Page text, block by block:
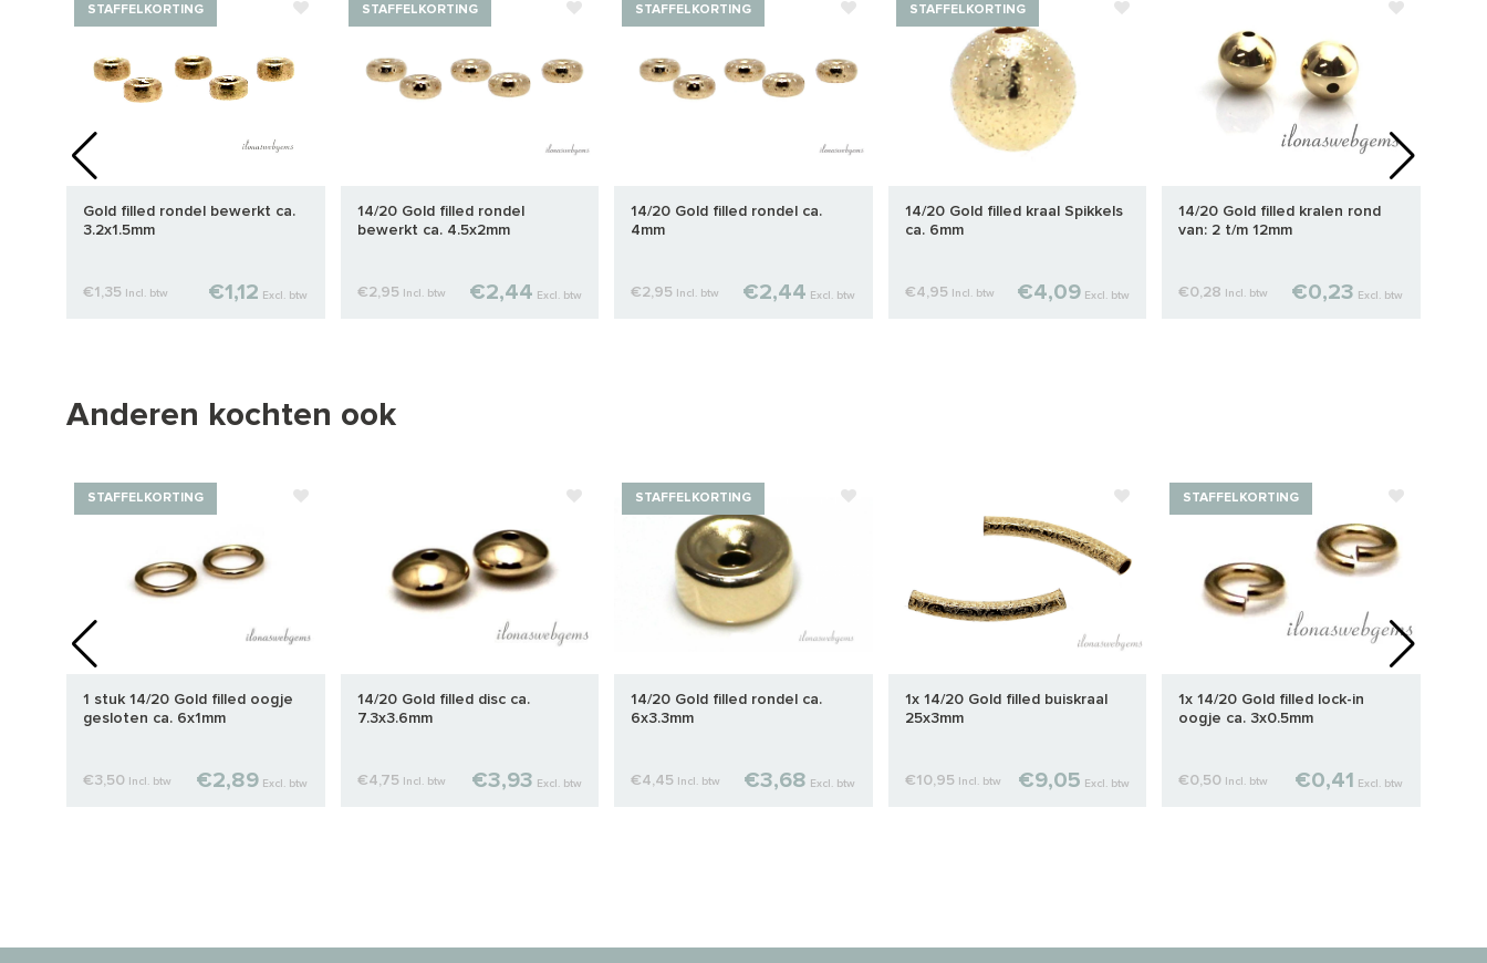
STAFFELKORTING
Gold filled rondel bewerkt ca.
3.2x1.5mm
€1,35 Incl. btw €1,12 Excl. btw
STAFFELKORTING
14/20 Gold filled rondel
bewerkt ca. 4.5x2mm
€2,95 Incl. btw €2,44 Excl. btw
STAFFELKORTING
14/20 Gold filled rondel ca.
4mm
€2,95 Incl. btw €2,44 Excl. btw
STAFFELKORTING
14/20 Gold filled kraal Spikkels
ca. 6mm
€4,95 Incl. btw €4,09 Excl. btw
14/20 Gold filled kralen rond
van: 2 t/m 12mm
€0,28 Incl. btw €0,23 Excl. btw
Anderen kochten ook
STAFFELKORTING
1 stuk 14/20 Gold filled oogje
gesloten ca. 6x1mm
€3,50 Incl. btw €2,89 Excl. btw
14/20 Gold filled disc ca.
7.3x3.6mm
€4,75 Incl. btw €3,93 Excl. btw
STAFFELKORTING
14/20 Gold filled rondel ca.
6x3.3mm
€4,45 Incl. btw €3,68 Excl. btw
1x 14/20 Gold filled buiskraal
25x3mm
€10,95 Incl. btw €9,05 Excl. btw
STAFFELKORTING
1x 14/20 Gold filled lock-in
oogje ca. 3x0.5mm
€0,50 Incl. btw €0,41 Excl. btw